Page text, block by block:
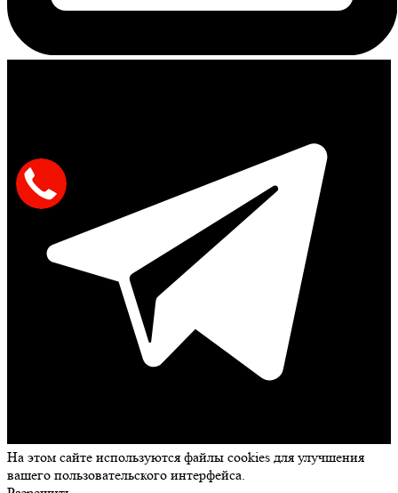
На этом сайте используются файлы cookies для улучшения
вашего пользовательского интерфейса.